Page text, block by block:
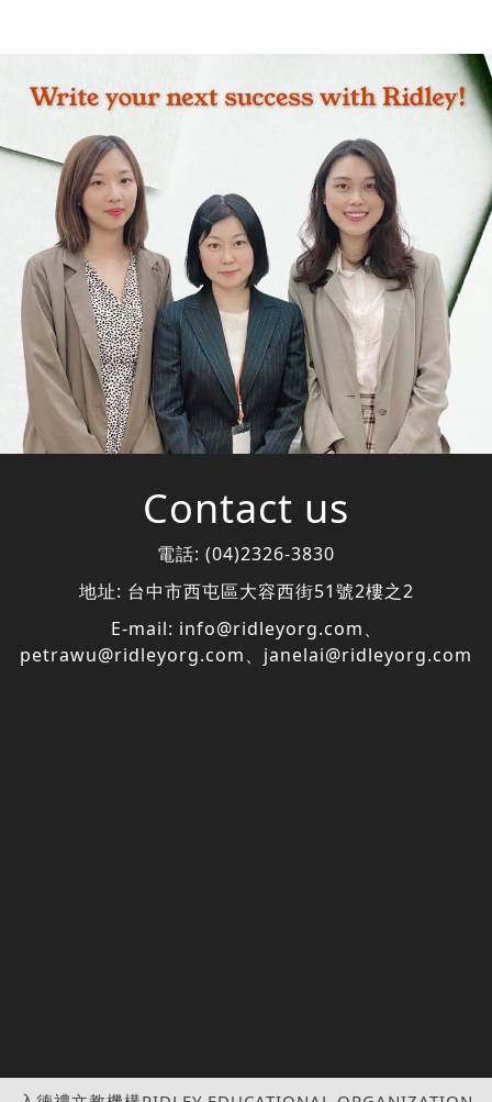
Contact us
電話: (04)2326-3830
地址: 台中市西屯區大容西街51號2樓之2
E-mail: info@ridleyorg.com、
petrawu@ridleyorg.com、 janelai@ridleyorg.com